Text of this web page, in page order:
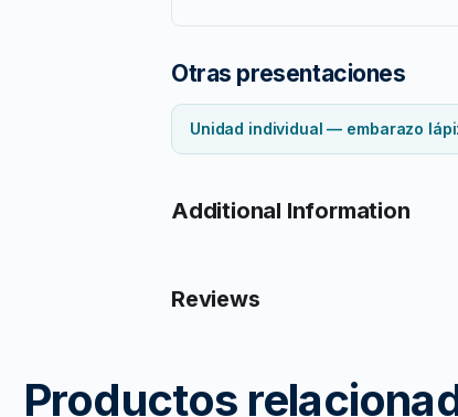
Otras presentaciones
Unidad individual — embarazo
Additional Information
Reviews
Productos